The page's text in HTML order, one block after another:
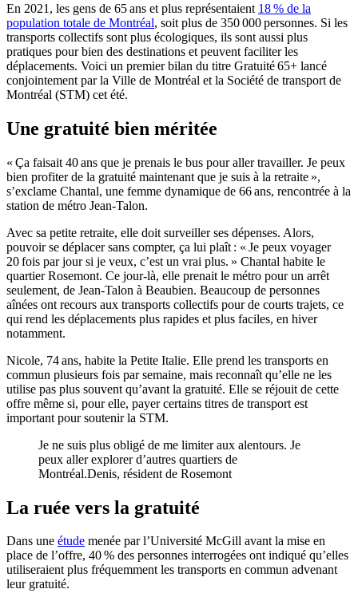
En 2021, les gens de 65 ans et plus représentaient 18 % de la
population totale de Montréal, soit plus de 350 000 personnes. Si les
transports collectifs sont plus écologiques, ils sont aussi plus
pratiques pour bien des destinations et peuvent faciliter les
déplacements. Voici un premier bilan du titre Gratuité 65+ lancé
conjointement par la Ville de Montréal et la Société de transport de
Montréal (STM) cet été.
Une gratuité bien méritée
« Ça faisait 40 ans que je prenais le bus pour aller travailler. Je peux
bien profiter de la gratuité maintenant que je suis à la retraite »,
s’exclame Chantal, une femme dynamique de 66 ans, rencontrée à la
station de métro Jean-Talon.
Avec sa petite retraite, elle doit surveiller ses dépenses. Alors,
pouvoir se déplacer sans compter, ça lui plaît : « Je peux voyager
20 fois par jour si je veux, c’est un vrai plus. » Chantal habite le
quartier Rosemont. Ce jour-là, elle prenait le métro pour un arrêt
seulement, de Jean-Talon à Beaubien. Beaucoup de personnes
aînées ont recours aux transports collectifs pour de courts trajets, ce
qui rend les déplacements plus rapides et plus faciles, en hiver
notamment.
Nicole, 74 ans, habite la Petite Italie. Elle prend les transports en
commun plusieurs fois par semaine, mais reconnaît qu’elle ne les
utilise pas plus souvent qu’avant la gratuité. Elle se réjouit de cette
offre même si, pour elle, payer certains titres de transport est
important pour soutenir la STM.
Je ne suis plus obligé de me limiter aux alentours. Je
peux aller explorer d’autres quartiers de
Montréal.Denis, résident de Rosemont
La ruée vers la gratuité
Dans une étude menée par l’Université McGill avant la mise en
place de l’offre, 40 % des personnes interrogées ont indiqué qu’elles
utiliseraient plus fréquemment les transports en commun advenant
leur gratuité.